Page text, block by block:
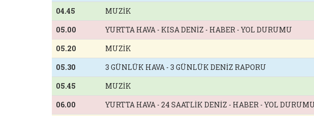
04.45
MUZİK
05.00
YURTTA HAVA - KISA DENİZ - HABER - YOL DURUMU
05.20
MUZİK
05.30
3 GÜNLÜK HAVA - 3 GÜNLÜK DENİZ RAPORU
05.45
MUZİK
06.00
YURTTA HAVA - 24 SAATLİK DENİZ - HABER - YOL